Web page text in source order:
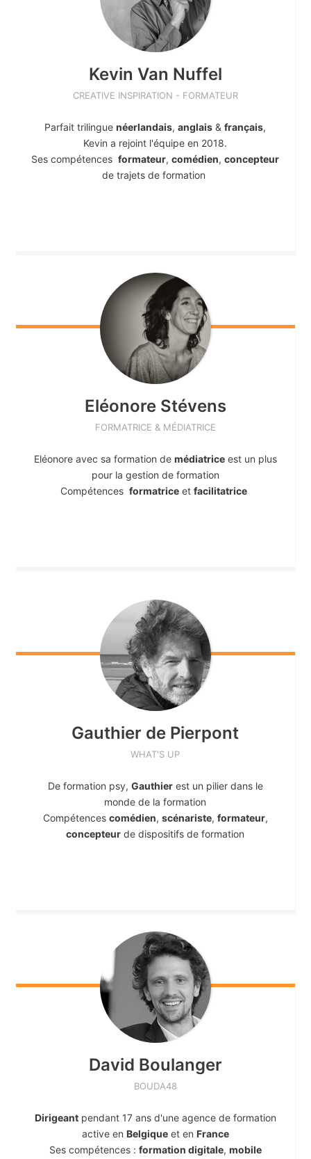
Kevin Van Nuffel
CREATIVE INSPIRATION - FORMATEUR
Parfait trilinguenéerlandais,anglais &français,
Kevin a rejoint l'équipe en 2018.
Ses compétencesformateur,comédien,concepteur
de trajets de formation
Eléonore Stévens
FORMATRICE & MÉDIATRICE
Eléonore avec sa formation de médiatriceest un plus
pour la gestion de formation
Compétencesformatrice etfacilitatrice
Gauthier de Pierpont
WHAT'S UP
De formation psy, Gauthierest un pilier dans le
monde de la formation
Compétences comédien, scénariste, formateur,
concepteur de dispositifs de formation
David Boulanger
BOUDA48
Dirigeantpendant 17 ans d'une agence de formation
active en Belgiqueet en France
Ses compétences : formation digitale, mobile